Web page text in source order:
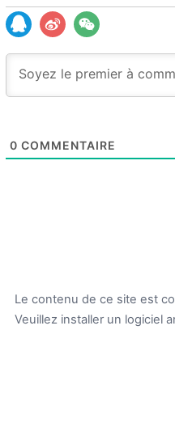
0 COMMENTAIRE
Le contenu de ce site est
Veuillez installer un logiciel